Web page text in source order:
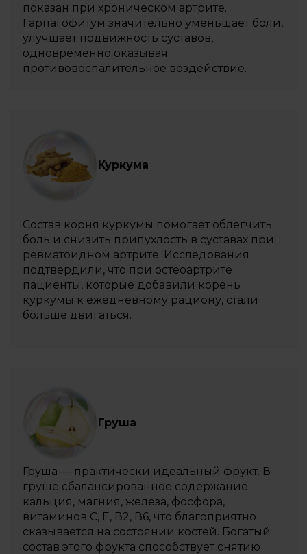
показан при хроническом артрите.
Гарпагофитум значительно уменьшает боли,
улучшает подвижность суставов,
одновременно оказывая
противовоспалительное воздействие.
Куркума
Состав корня куркумы помогает облегчить
боль и снизить припухлость в суставах при
ревматоидном артрите. Исследования
подтвердили, что при остеоартрите
пациенты, которые добавили корень
куркумы к ежедневному рациону, стали
больше двигаться.
Груша
Груша — практически идеальный фрукт. В
груше сбалансированное содержание
кальция, магния, железа, фосфора,
витаминов С, Е, В2, В6, что благоприятно
сказывается на состоянии костей. Богатый
состав этого фрукта способствует снятию